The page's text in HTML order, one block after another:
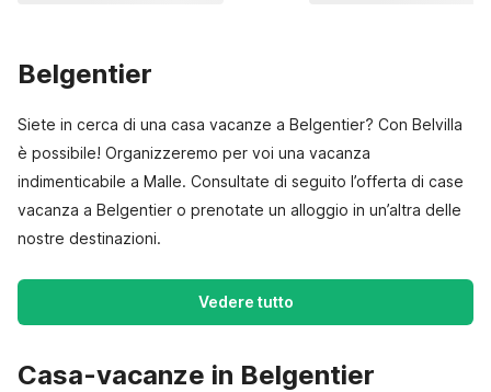
Belgentier
Siete in cerca di una casa vacanze a Belgentier? Con Belvilla
è possibile! Organizzeremo per voi una vacanza
indimenticabile a Malle. Consultate di seguito l’offerta di case
vacanza a Belgentier o prenotate un alloggio in un’altra delle
nostre destinazioni.
Vedere tutto
Casa-vacanze in Belgentier